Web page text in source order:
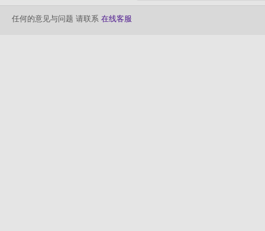
任何的意见与问题 请联系 在线客服